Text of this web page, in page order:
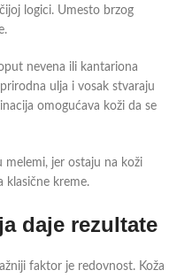
logici. Umesto brzog
nevena ili kantariona
ulja i vosak stvaraju
omogućava koži da se
melemi, jer ostaju na koži
klasične kreme.
daje rezultate
faktor je redovnost. Koža